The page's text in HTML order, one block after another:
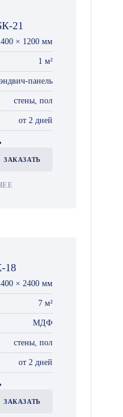
21
× 1200 мм
1 м²
панель
стены, пол
от 2 дней
ЗАКАЗАТЬ
18
× 2400 мм
7 м²
МДФ
стены, пол
от 2 дней
ЗАКАЗАТЬ